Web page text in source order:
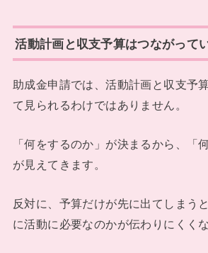
活動計画と収支予算はつながって
助成金申請では、活動計画と収支予
て見られるわけではありません。
「何をするのか」が決まるから、「
が見えてきます。
反対に、予算だけが先に出てしまう
に活動に必要なのかが伝わりにくくな